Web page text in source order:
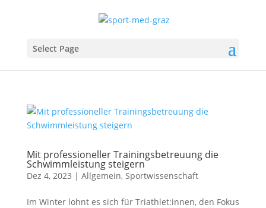
Select Page
Mit professioneller Trainingsbetreuung die
Schwimmleistung steigern
Dez 4, 2023 | Allgemein, Sportwissenschaft
Im Winter lohnt es sich für Triathlet:innen, den Fokus